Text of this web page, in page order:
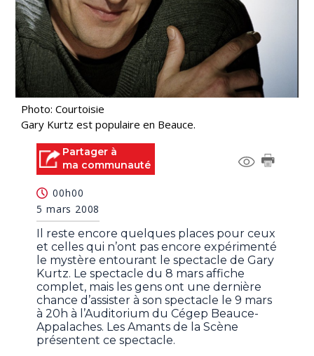
Photo: Courtoisie
Gary Kurtz est populaire en Beauce.
Partager à
ma communauté
00h00
5 mars 2008
Il reste encore quelques places pour ceux
et celles qui n’ont pas encore expérimenté
le mystère entourant le spectacle de Gary
Kurtz. Le spectacle du 8 mars affiche
complet, mais les gens ont une dernière
chance d’assister à son spectacle le 9 mars
à 20h à l’Auditorium du Cégep Beauce-
Appalaches. Les Amants de la Scène
présentent ce spectacle.